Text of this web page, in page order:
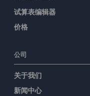
试算表编辑器
价格
公司
关于我们
新闻中心